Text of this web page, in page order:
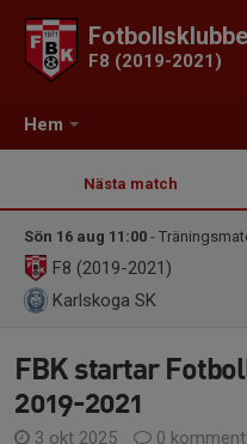
Hem
F8 (2019-2021)
Nästa match
Sön 16 aug 11:00 -
F8 (2019-2021)
Karlskoga SK
FBK startar
2019-2021
3 okt 2025 0